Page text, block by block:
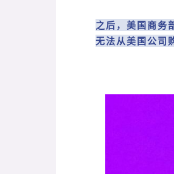
之后，美国商务
无法从美国公司